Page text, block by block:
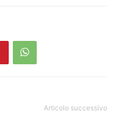
Articolo successivo